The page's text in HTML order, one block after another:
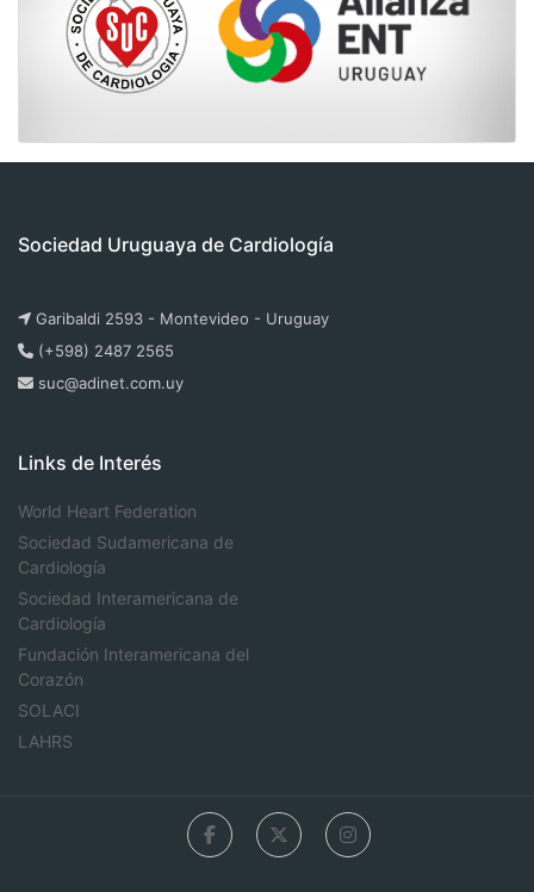
Sociedad Uruguaya de Cardiología
Garibaldi 2593 - Montevideo - Uruguay
(+598) 2487 2565
suc@adinet.com.uy
Links de Interés
World Heart Federation
Sociedad Sudamericana de
Cardiología
Sociedad Interamericana de
Cardiología
Fundación Interamericana del
Corazón
SOLACI
LAHRS